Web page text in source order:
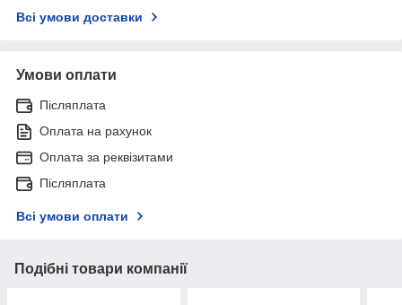
Всі умови доставки
Умови оплати
Післяплата
Оплата на рахунок
Оплата за реквізитами
Післяплата
Всі умови оплати
Подібні товари компанії